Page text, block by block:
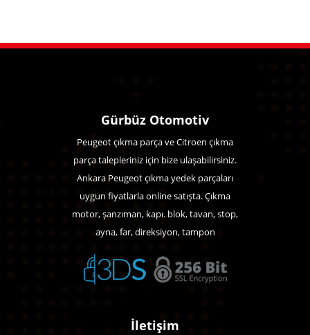
Gürbüz Otomotiv
Peugeot çıkma parça ve Citroen çıkma
parça talepleriniz için bize ulaşabilirsiniz.
Ankara Peugeot çıkma yedek parçaları
uygun fiyatlarla online satışta. Çıkma
motor, şanzıman, kapı. blok, tavan, stop,
ayna, far, direksiyon, tampon
İletişim